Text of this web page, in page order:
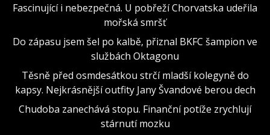
Fascinující i nebezpečná. U pobřeží Chorvatska udeřila
mořská smršť
Do zápasu jsem šel po kalbě, přiznal BKFC šampion ve
službách Oktagonu
Těsně před osmdesátkou strčí mladší kolegyně do
kapsy. Nejkrásnější outfity Jany Švandové berou dech
Chudoba zanechává stopu. Finanční potíže zrychlují
stárnutí mozku